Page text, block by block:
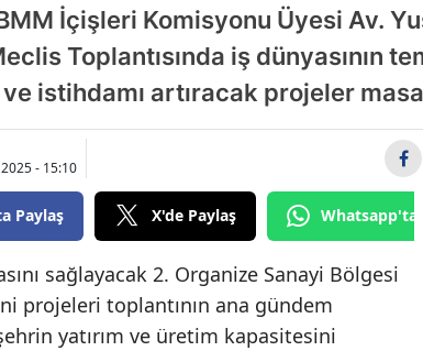
Antalya
Artvin
Aydın
Bilecik
Bingöl
Bitlis
Bolu
İçişleri Komisyonu Üyesi Av.
Toplantısında iş dünyasının
istihdamı artıracak projeler
- 15:10
Paylaş X'de Paylaş
sağlayacak 2. Organize Sanayi Bölgesi
projeleri toplantının ana gündem
yatırım ve üretim kapasitesini